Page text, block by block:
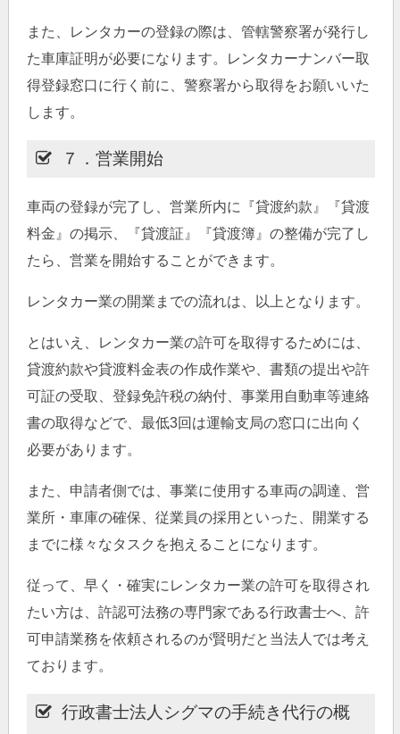
また、レンタカーの登録の際は、管轄警察署が発行し
た車庫証明が必要になります。レンタカーナンバー取
得登録窓口に行く前に、警察署から取得をお願いいた
します。
７．営業開始
車両の登録が完了し、営業所内に『貸渡約款』『貸渡
料金』の掲示、『貸渡証』『貸渡簿』の整備が完了し
たら、営業を開始することができます。
レンタカー業の開業までの流れは、以上となります。
とはいえ、レンタカー業の許可を取得するためには、
貸渡約款や貸渡料金表の作成作業や、書類の提出や許
可証の受取、登録免許税の納付、事業用自動車等連絡
書の取得などで、最低3回は運輸支局の窓口に出向く
必要があります。
また、申請者側では、事業に使用する車両の調達、営
業所・車庫の確保、従業員の採用といった、開業する
までに様々なタスクを抱えることになります。
従って、早く・確実にレンタカー業の許可を取得され
たい方は、許認可法務の専門家である行政書士へ、許
可申請業務を依頼されるのが賢明だと当法人では考え
ております。
行政書士法人シグマの手続き代行の概